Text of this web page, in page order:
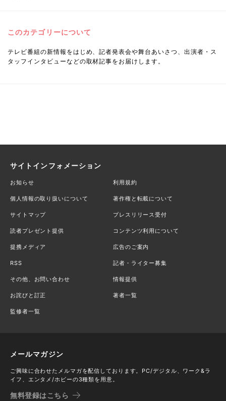
このカテゴリーについて
テレビ番組の新情報をはじめ、記者発表会や舞台あいさつ、出演者・ス
タッフインタビューなどの取材記事をお届けします。
サイトインフォメーション
お知らせ 利用規約
個人情報の取り扱いについて 著作権と転載について
サイトマップ プレスリリース受付
読者プレゼント提供 コンテンツ利用について
提携メディア 広告のご案内
RSS 記者・ライター募集
その他、お問い合わせ 情報提供
お詫びと訂正 著者一覧
監修者一覧
メールマガジン
ご興味に合わせたメルマガを配信しております。PC/デジタル、ワーク&ラ
イフ、エンタメ/ホビーの3種類を用意。
無料登録はこちら